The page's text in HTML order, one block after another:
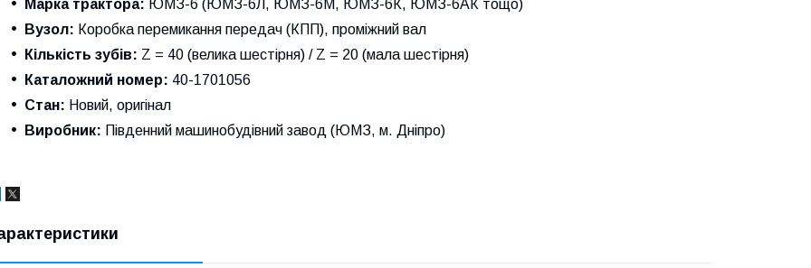
Марка трактора: ЮМЗ-6 (ЮМЗ-6Л, ЮМЗ-6М, ЮМЗ-6К, ЮМЗ-6АК тощо)
Вузол: Коробка перемикання передач (КПП), проміжний вал
Кількість зубів: Z = 40 (велика шестірня) / Z = 20 (мала шестірня)
Каталожний номер: 40-1701056
Стан: Новий, оригінал
Виробник: Південний машинобудівний завод (ЮМЗ, м. Дніпро)